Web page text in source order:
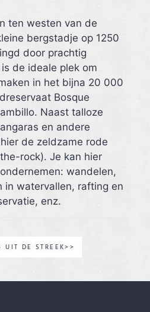
ten westen van de
bergstadje op 1250
door prachtig
de ideale plek om
in het bijna 20 000
Bosque
Naast talloze
en andere
de zeldzame rode
rock). Je kan hier
wandelen,
in watervallen, rafting en
enz.
UIT DE STREEK>>